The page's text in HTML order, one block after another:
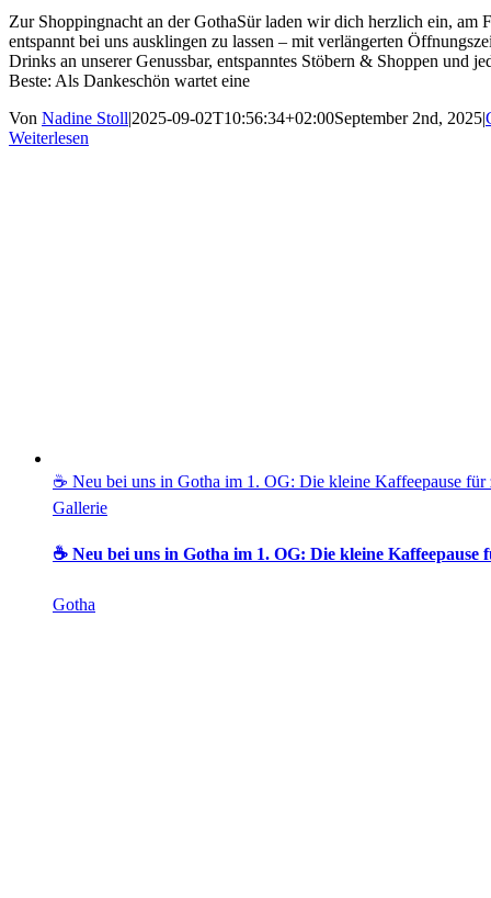
Zur Shoppingnacht an der GothaSür laden wir dich herzlich ein, am
entspannt bei uns ausklingen zu lassen – mit verlängerten
Drinks an unserer Genussbar, entspanntes Stöbern & Shoppen und
Beste: Als Dankeschön wartet eine
Von Nadine Stoll|2025-09-02T10:56:34+02:00September 2nd, 2025|
Weiterlesen
☕ Neu bei uns in Gotha im 1. OG: Die kleine Kaffeepause
Gallerie
☕ Neu bei uns in Gotha im 1. OG: Die kleine Kaffeepause
Gotha